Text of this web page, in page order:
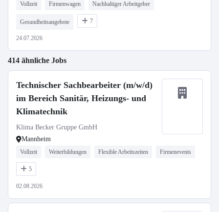
Vollzeit Firmenwagen Nachhaltiger Arbeitgeber
Gesundheitsangebote 7
24.07.2026
414 ähnliche Jobs
Technischer Sachbearbeiter (m/w/d)
im Bereich Sanitär, Heizungs- und
Klimatechnik
Klima Becker Gruppe GmbH
Mannheim
Vollzeit Weiterbildungen Flexible Arbeitszeiten Firmenevents
5
02.08.2026